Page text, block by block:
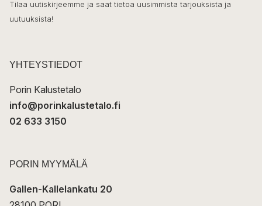
o
k
t
Tilaa uutiskirjeemme ja saat tietoa uusimmista tarjouksista ja
uutuuksista!
YHTEYSTIEDOT
Porin Kalustetalo
info@porinkalustetalo.fi
02 633 3150
PORIN MYYMÄLÄ
Gallen-Kallelankatu 20